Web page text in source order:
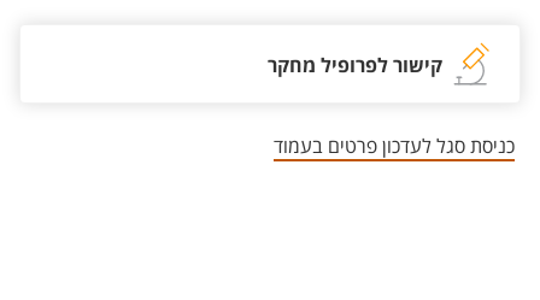
קישור לפרופיל מחקר
כניסת סגל לעדכון פרטים בעמוד